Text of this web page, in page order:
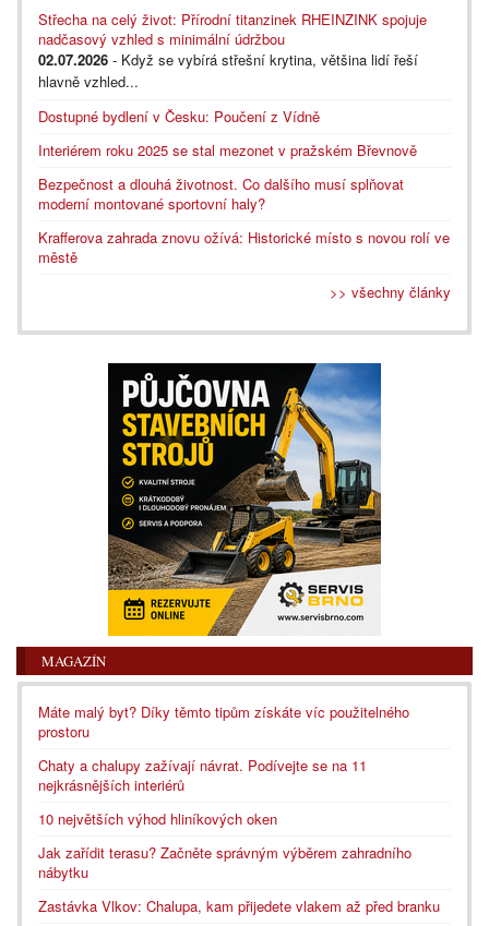
Střecha na celý život: Přírodní titanzinek RHEINZINK spojuje
nadčasový vzhled s minimální údržbou
02.07.2026 - Když se vybírá střešní krytina, většina lidí řeší
hlavně vzhled...
Dostupné bydlení v Česku: Poučení z Vídně
Interiérem roku 2025 se stal mezonet v pražském Břevnově
Bezpečnost a dlouhá životnost. Co dalšího musí splňovat
moderní montované sportovní haly?
Krafferova zahrada znovu ožívá: Historické místo s novou rolí ve
městě
>> všechny články
MAGAZÍN
Máte malý byt? Díky těmto tipům získáte víc použitelného
prostoru
Chaty a chalupy zažívají návrat. Podívejte se na 11
nejkrásnějších interiérů
10 největších výhod hliníkových oken
Jak zařídit terasu? Začněte správným výběrem zahradního
nábytku
Zastávka Vlkov: Chalupa, kam přijedete vlakem až před branku